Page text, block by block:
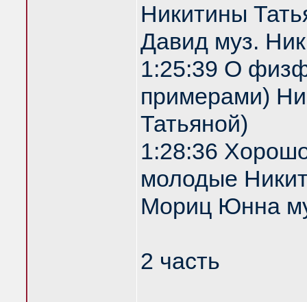
Никитины
Давид муз.
1:25:39 О
примерами)
Татьяной)
1:28:36
молодые
Мориц Юнна
2 часть